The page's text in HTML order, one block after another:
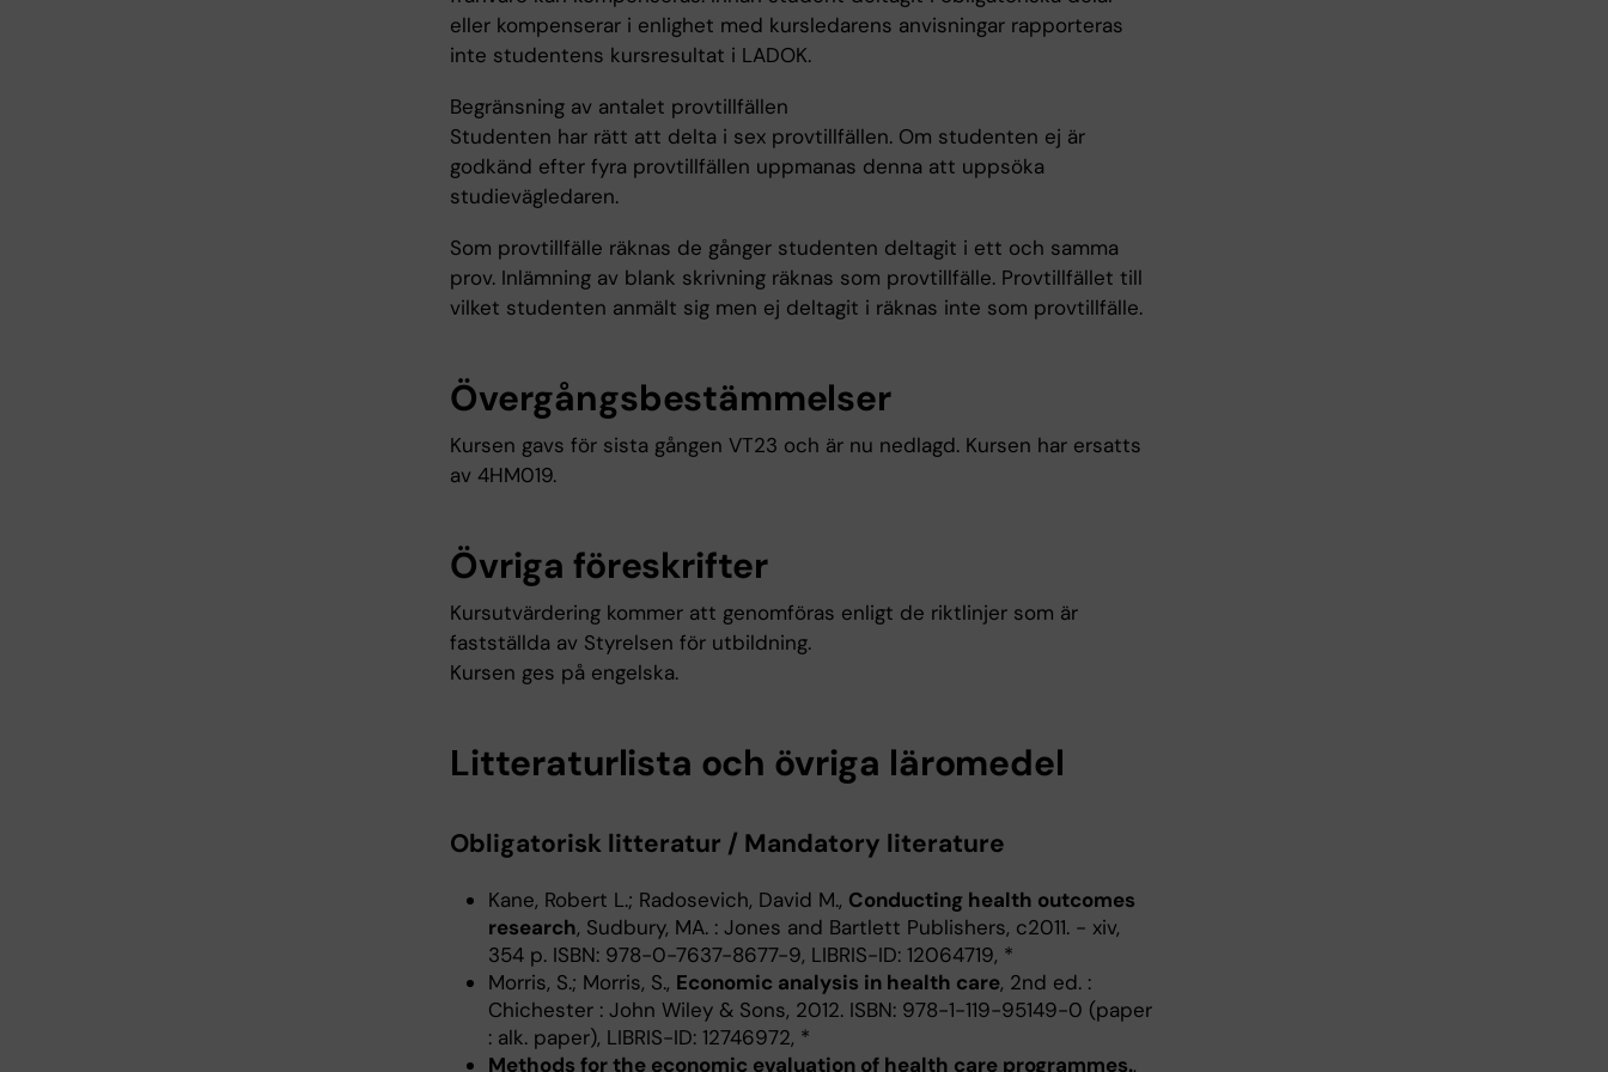
eller kompenserar i enlighet med kursledarens anvisningar rapporteras
inte studentens kursresultat i LADOK.
Begränsning av antalet provtillfällen
Studenten har rätt att delta i sex provtillfällen. Om studenten ej är
godkänd efter fyra provtillfällen uppmanas denna att uppsöka
studievägledaren.
Som provtillfälle räknas de gånger studenten deltagit i ett och samma
prov. Inlämning av blank skrivning räknas som provtillfälle. Provtillfället till
vilket studenten anmält sig men ej deltagit i räknas inte som provtillfälle.
Övergångsbestämmelser
Kursen gavs för sista gången VT23 och är nu nedlagd. Kursen har ersatts
av 4HM019.
Övriga föreskrifter
Kursutvärdering kommer att genomföras enligt de riktlinjer som är
fastställda av Styrelsen för utbildning.
Kursen ges på engelska.
Litteraturlista och övriga läromedel
Obligatorisk litteratur / Mandatory literature
Kane, Robert L.; Radosevich, David M., Conducting health outcomes
research, Sudbury, MA. : Jones and Bartlett Publishers, c2011. - xiv,
354 p. ISBN: 978-0-7637-8677-9, LIBRIS-ID: 12064719, *
Morris, S.; Morris, S., Economic analysis in health care, 2nd ed. :
Chichester : John Wiley & Sons, 2012. ISBN: 978-1-119-95149-0 (paper
: alk. paper), LIBRIS-ID: 12746972, *
Methods for the economic evaluation of health care programmes.,